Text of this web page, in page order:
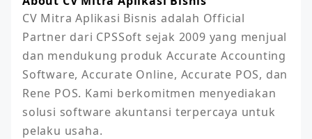
CV Mitra Aplikasi Bisnis adalah Official
Partner dari CPSSoft sejak 2009 yang menjual
dan mendukung produk Accurate Accounting
Software, Accurate Online, Accurate POS, dan
Rene POS. Kami berkomitmen menyediakan
solusi software akuntansi terpercaya untuk
pelaku usaha.